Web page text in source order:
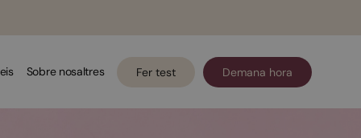
Sobre nosaltres Fer test Demana hora